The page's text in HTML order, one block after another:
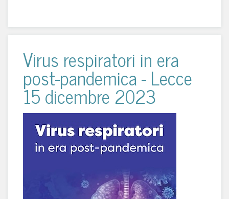
Virus respiratori in era
post-pandemica - Lecce
15 dicembre 2023